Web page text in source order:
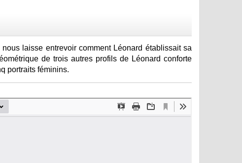
nous laisse entrevoir comment Léonard établissait sa
de trois autres profils de Léonard conforte
portraits féminins.